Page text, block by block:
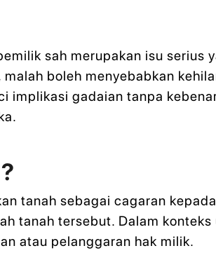
sah merupakan isu serius
boleh menyebabkan
implikasi gadaian tanpa
tanah sebagai cagaran
tanah tersebut. Dalam
atau pelanggaran hak milik.